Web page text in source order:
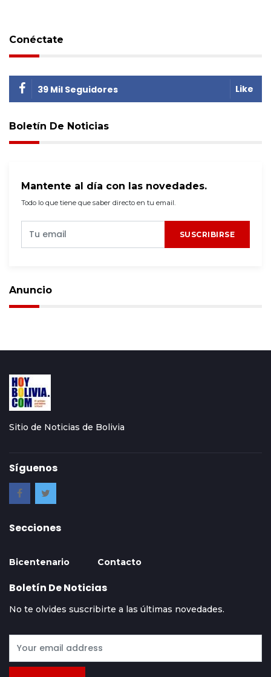
Conéctate
39 Mil Seguidores Like
Boletín De Noticias
Mantente al día con las novedades.
Todo lo que tiene que saber directo en tu email.
SUSCRIBIRSE
Anuncio
Sitio de Noticias de Bolivia
Síguenos
Secciones
Bicentenario Contacto
Boletín De Noticias
No te olvides suscribirte a las últimas novedades.